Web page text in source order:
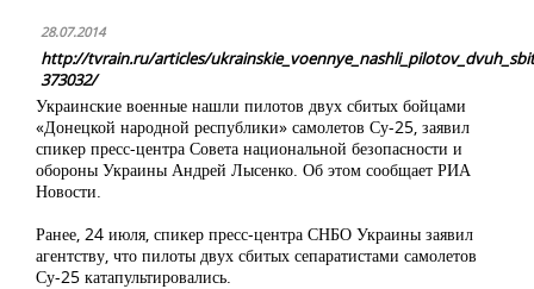
28.07.2014
http://tvrain.ru/articles/
373032/
Украинские военные нашли пилотов двух сбитых бойцами
«Донецкой народной республики» самолетов Су-25, заявил
спикер пресс-центра Совета национальной безопасности и
обороны Украины Андрей Лысенко. Об этом сообщает РИА
Новости.
Ранее, 24 июля, спикер пресс-центра СНБО Украины заявил
агентству, что пилоты двух сбитых сепаратистами самолетов
Су-25 катапультировались.